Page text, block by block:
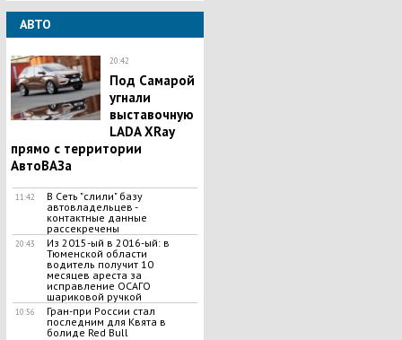
АВТО
20:42
Под Самарой
угнали
выставочную
LADA XRay
прямо с территории
АвтоВАЗа
11:42
В Сеть "слили" базу
автовладельцев -
контактные данные
рассекречены
20:43
Из 2015-ый в 2016-ый: в
Тюменской области
водитель получит 10
месяцев ареста за
исправление ОСАГО
шариковой ручкой
10:56
Гран-при России стал
последним для Квята в
болиде Red Bull